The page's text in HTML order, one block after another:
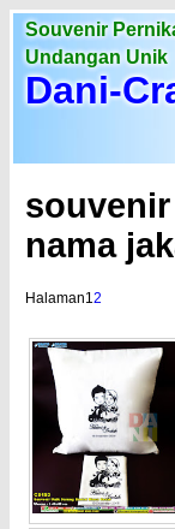
Souvenir
Undangan Unik
Dani-
nama
Halaman1 2